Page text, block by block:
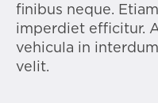
finibus neque.
imperdiet efficitur.
vehicula in
velit.